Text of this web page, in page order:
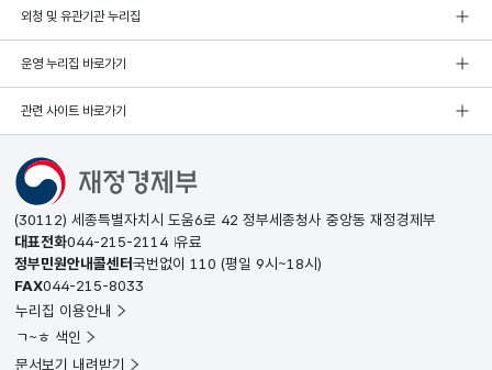
외청 및 유관기관 누리집
운영 누리집 바로가기
관련 사이트 바로가기
(30112) 세종특별자치시 도움6로 42 정부세종청사 중앙동 재정경제부
대표전화044-215-2114 유료
정부민원안내콜센터국번없이 110 (평일 9시~18시)
FAX044-215-8033
누리집 이용안내
ㄱ~ㅎ 색인
문서보기 내려받기